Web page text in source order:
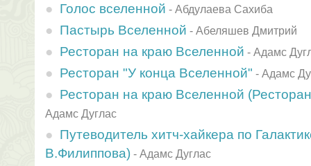
Голос вселенной - Абдулаева Сахиба
Пастырь Вселенной - Абеляшев Дмитрий
Ресторан на краю Вселенной - Адамс
Ресторан "У конца Вселенной" - Адамс
Ресторан на краю Вселенной
Адамс Дуглас
Путеводитель хитч-хайкера по
В.Филиппова) - Адамс Дуглас